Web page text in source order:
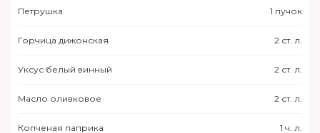
Петрушка 1 пучок
Горчица дижонская 2 ст. л.
Уксус белый винный 2 ст. л.
Масло оливковое 2 ст. л.
Копченая паприка 1 ч. л.